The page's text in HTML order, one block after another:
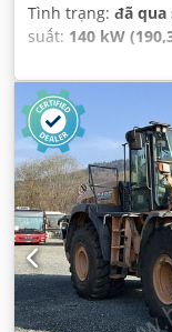
Tình trạng: đã qua
suất: 140 kW